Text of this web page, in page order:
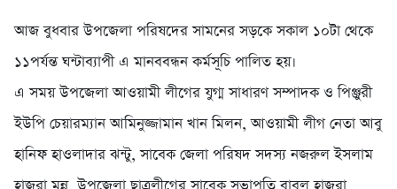
আজ বুধবার উপজেলা পরিষদের সামনের সড়কে সকাল ১০টা থেকে
১১পর্যন্ত ঘন্টাব্যাপী এ মানববন্ধন কর্মসূচি পালিত হয়।
এ সময় উপজেলা আওয়ামী লীগের যুগ্ম সাধারণ সম্পাদক ও পিঞ্জুরী
ইউপি চেয়ারম্যান আমিনুজ্জামান খান মিলন, আওয়ামী লীগ নেতা আবু
হানিফ হাওলাদার ঝন্টু, সাবেক জেলা পরিষদ সদস্য নজরুল ইসলাম